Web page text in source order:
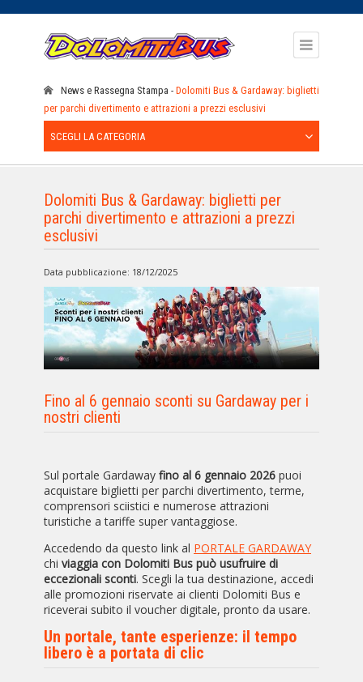
News e Rassegna Stampa
Dolomiti Bus & Gardaway: biglietti
per parchi divertimento e attrazioni a prezzi esclusivi
SCEGLI LA CATEGORIA
Dolomiti Bus & Gardaway: biglietti per
parchi divertimento e attrazioni a prezzi
esclusivi
Data pubblicazione: 18/12/2025
Fino al 6 gennaio sconti su Gardaway per i
nostri clienti
Sul portale Gardaway fino al 6 gennaio 2026 puoi
acquistare biglietti per parchi divertimento, terme,
comprensori sciistici e numerose attrazioni
turistiche a tariffe super vantaggiose.
Accedendo da questo link al PORTALE GARDAWAY
chi viaggia con Dolomiti Bus può usufruire di
eccezionali sconti. Scegli la tua destinazione, accedi
alle promozioni riservate ai clienti Dolomiti Bus e
riceverai subito il voucher digitale, pronto da usare.
Un portale, tante esperienze: il tempo
libero è a portata di clic